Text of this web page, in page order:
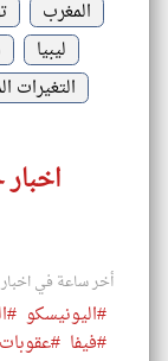
المغرب
ليبيا
التغيرات
أخر ساعة في اخبار
#اليونيسكو
#فيفا